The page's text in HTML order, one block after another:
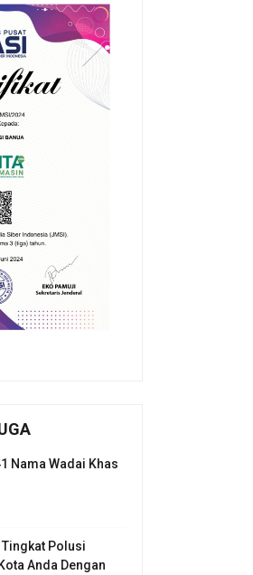
Nama Wadai Khas
Tingkat Polusi
Anda Dengan